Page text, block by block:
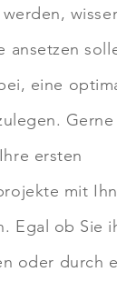
wissen
ansetzen
eine
ersten
mit
Egal ob Sie
oder durch